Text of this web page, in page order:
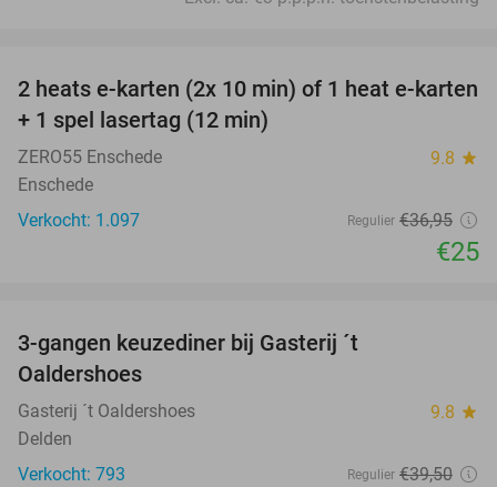
32%
2 heats e-karten (2x 10 min) of 1 heat e-karten
+ 1 spel lasertag (12 min)
ZERO55 Enschede 9.8 star
Enschede
Verkocht: 1.097
Regulier €36,95
€25
3-gangen keuzediner bij Gasterij ´t
Oaldershoes
Gasterij ´t Oaldershoes 9.8 star
Delden
Verkocht: 793
Regulier €39,50